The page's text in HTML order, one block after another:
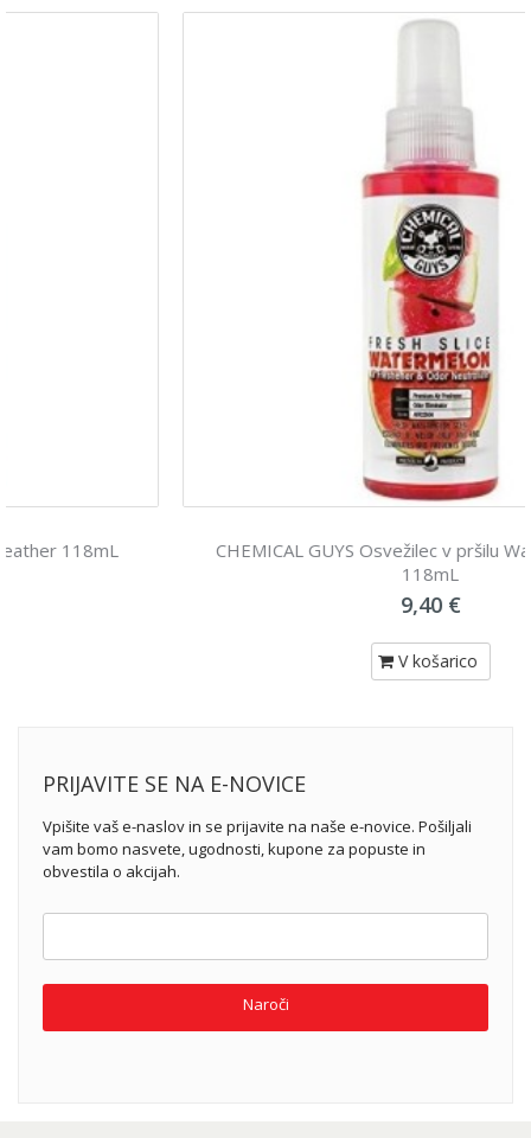
CHEMICAL GUYS Osvežilec v pršilu Watermelon slice
PRIJAVITE SE NA E-NOVICE
Vpišite vaš e-naslov in se prijavite na naše e-novice. Pošiljali
vam bomo nasvete, ugodnosti, kupone za popuste in
obvestila o akcijah.
Naroči